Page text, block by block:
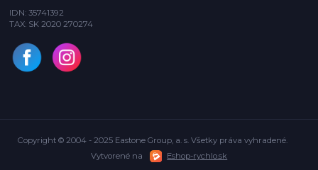
IDN: 35741392
TAX: SK 2020 270274
Copyright © 2004 - 2025 Eastone Group, a. s. Všetky práva vyhradené.
Vytvorené na
Eshop-rychlo.sk